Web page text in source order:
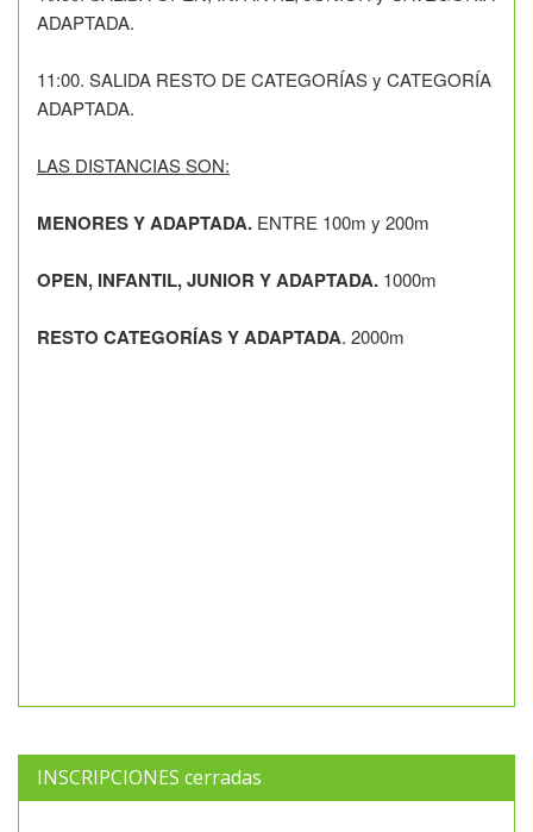
ADAPTADA.
11:00. SALIDA RESTO DE CATEGORÍAS y CATEGORÍA
ADAPTADA.
LAS DISTANCIAS SON:
MENORES Y ADAPTADA. ENTRE 100m y 200m
OPEN, INFANTIL, JUNIOR Y ADAPTADA. 1000m
RESTO CATEGORÍAS Y ADAPTADA. 2000m
INSCRIPCIONES cerradas